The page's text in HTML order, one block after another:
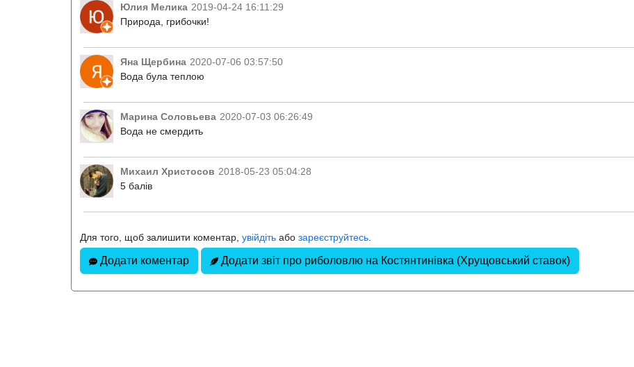
Юлия Мелика 2019-04-24 16:11:29
Природа, грибочки!
Яна Щербина 2020-07-06 03:57:50
Вода була теплою
Марина Соловьева 2020-07-03 06:26:49
Вода не смердить
Михаил Христосов 2018-05-23 05:04:28
5 балів
Для того, щоб залишити коментар, увійдіть або зареєструйтесь
Додати коментар Додати звіт про риболовлю на Костянтинівка (Хрущовський ставок)